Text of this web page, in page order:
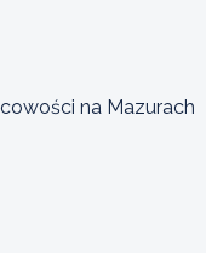
na Mazurach